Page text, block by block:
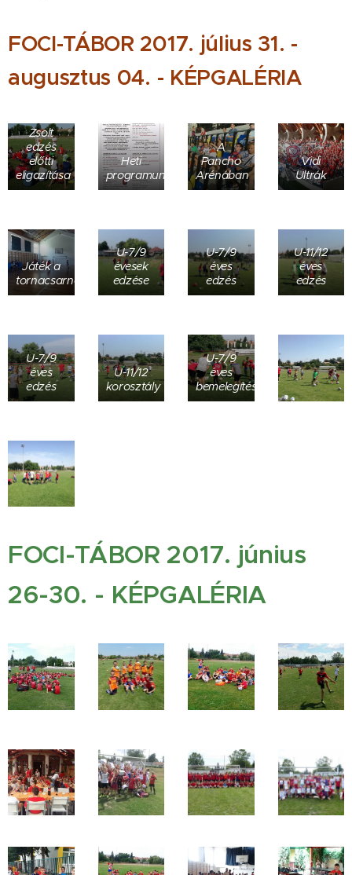
FOCI-TÁBOR 2017. július 31. -
augusztus 04. - KÉPGALÉRIA
Zsolt
edzés
előtti
eligazítása
Heti
programunk
A
Pancho
Arénában
Vidi
Ultrák
Játék a
tornacsarnokban
U-7/9
évesek
edzése
U-7/9
éves
edzés
U-11/12
éves
edzés
U-7/9
éves
edzés
U-11/12
korosztály
U-7/9
éves
bemelegítés
FOCI-TÁBOR 2017. június
26-30. - KÉPGALÉRIA